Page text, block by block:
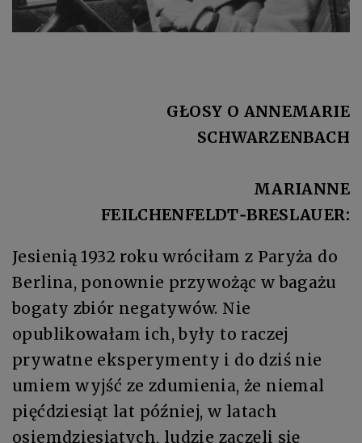
GŁOSY O ANNEMARIE
SCHWARZENBACH
MARIANNE
FEILCHENFELDT‑BRESLAUER:
Jesienią 1932 roku wróciłam z Paryża do
Berlina, ponownie przywożąc w bagażu
bogaty zbiór negatywów. Nie
opublikowałam ich, były to raczej
prywatne eksperymenty i do dziś nie
umiem wyjść ze zdumienia, że niemal
pięćdziesiąt lat później, w latach
osiemdziesiątych, ludzie zaczęli się